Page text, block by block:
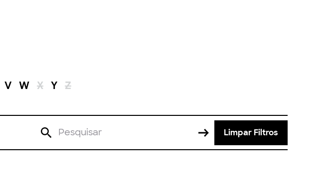
V W X Y Z
Limpar Filtros